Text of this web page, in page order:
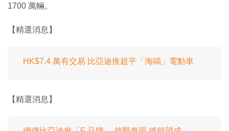
1700 萬輛。
【精選消息】
HK$7.4 萬有交易 比亞迪推超平「海鷗」電動車
【精選消息】